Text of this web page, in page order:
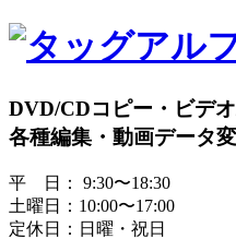
DVD/CDコピー・ビ
各種編集・動画データ
平 日： 9:30〜18:30
土曜日：10:00〜17:00
定休日：日曜・祝日